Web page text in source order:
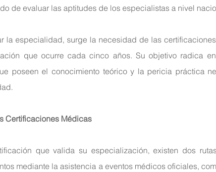
de evaluar las aptitudes de los especialistas a nivel
la especialidad, surge la necesidad de las
que ocurre cada cinco años. Su objetivo radica
poseen el conocimiento teórico y la pericia práctica
Certificaciones Médicas
que valida su especialización, existen dos
mediante la asistencia a eventos médicos oficiales,